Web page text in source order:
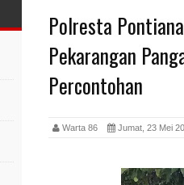
Polresta
Pekarangan
Percontohan
Warta 86 Jumat, 23 Mei